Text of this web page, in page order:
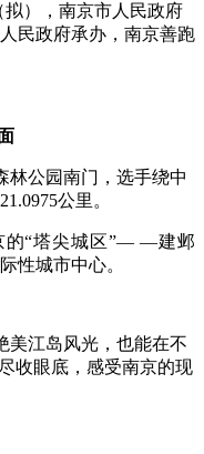
），南京市人民政府
民政府承办，南京善跑
林公园南门，选手绕中
21.0975公里。
的“塔尖城区”— —建邺
性城市中心。
美江岛风光，也能在不
收眼底，感受南京的现